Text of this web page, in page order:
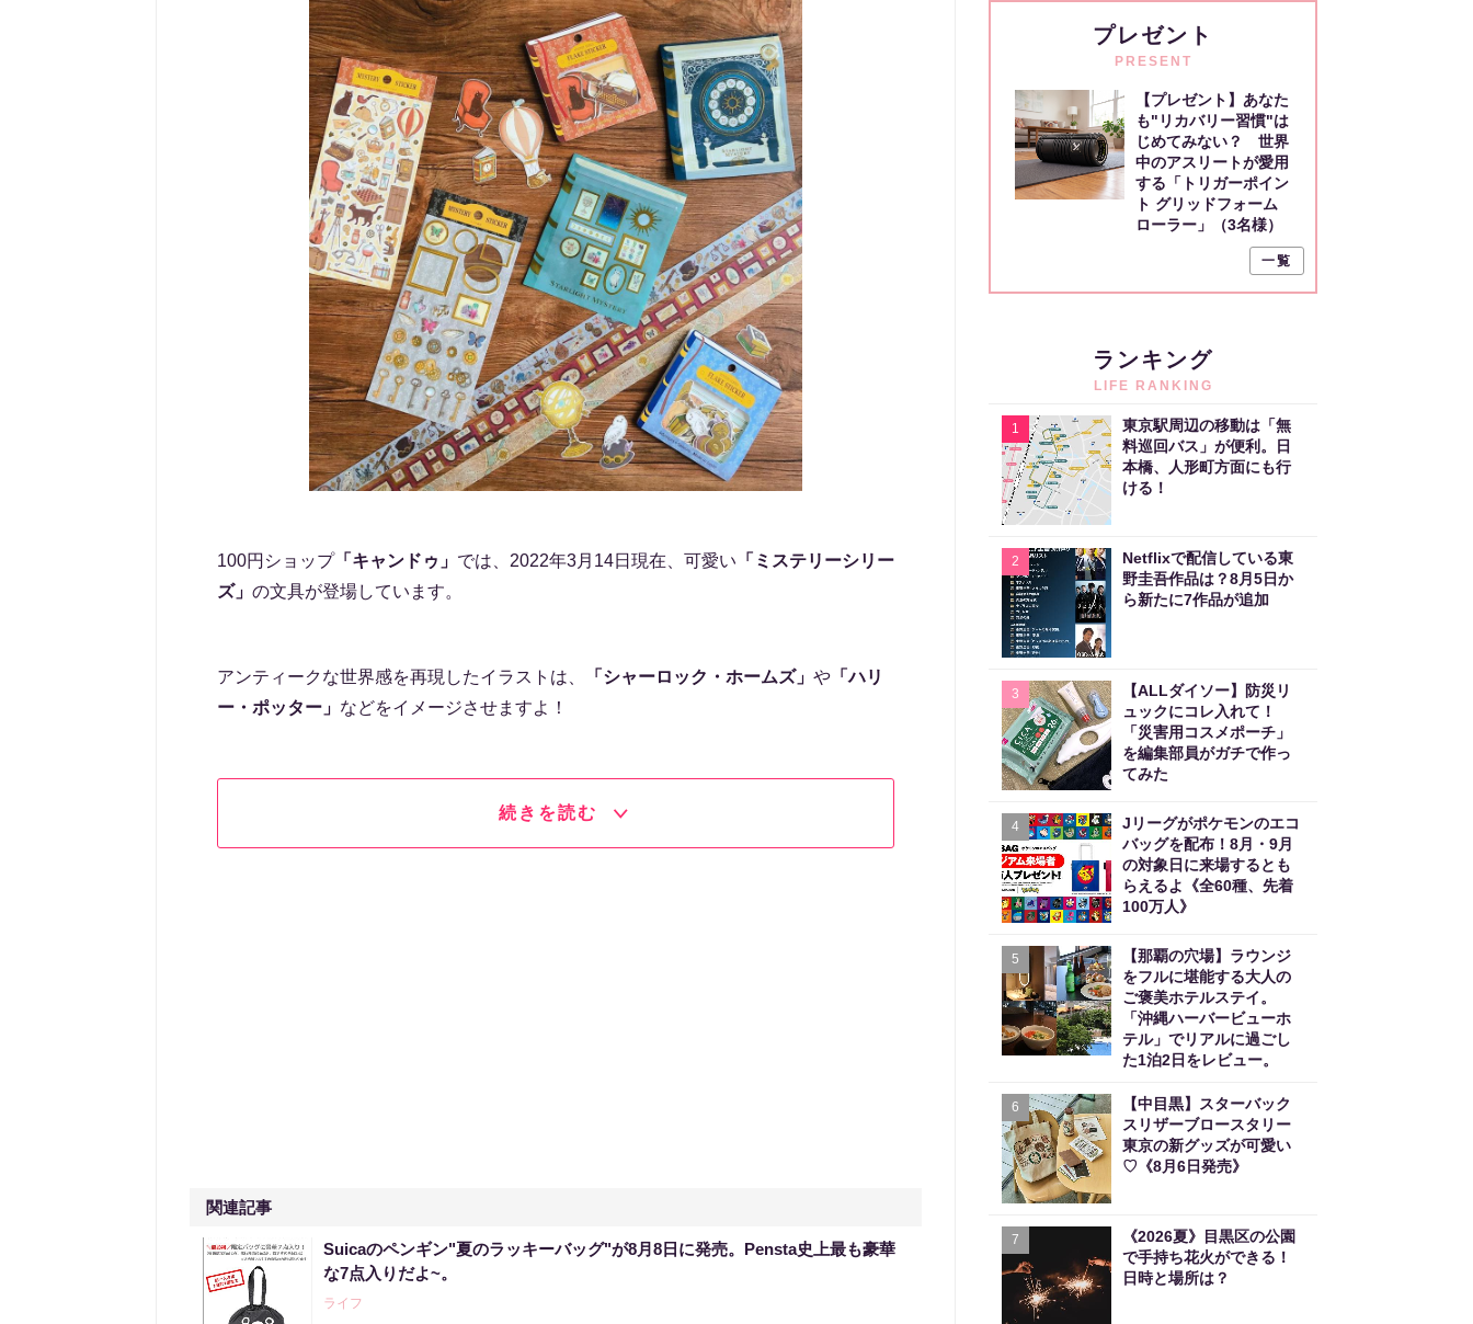
100円ショップ「キャンドゥ」 では、2022年3月14日現在、可愛い 「ミステリーシリー
ズ」 の文具が登場しています。
アンティークな世界感を再現したイラストは、 「シャーロック・ホームズ」 や 「ハリ
ー・ポッター」 などをイメージさせますよ！
続きを読む
関連記事
Suicaのペンギン"夏のラッキーバッグ"が8月8日に発売。Pensta史上最も豪華
な7点入りだよ~。
ライフ
プレゼント
PRESENT
【プレゼント】あなた
も"リカバリー習慣"は
じめてみない？ 世界
中のアスリートが愛用
する「トリガーポイン
ト グリッドフォーム
ローラー」（3名様）
一覧
ランキング
LIFE RANKING
1
東京駅周辺の移動は「無
料巡回バス」が便利。日
本橋、人形町方面にも行
ける！
2
Netflixで配信している東
野圭吾作品は？8月5日か
ら新たに7作品が追加
3
【ALLダイソー】防災リ
ュックにコレ入れて！
「災害用コスメポーチ」
を編集部員がガチで作っ
てみた
4
Jリーグがポケモンのエコ
バッグを配布！8月・9月
の対象日に来場するとも
らえるよ《全60種、先着
100万人》
5
【那覇の穴場】ラウンジ
をフルに堪能する大人の
ご褒美ホテルステイ。
「沖縄ハーバービューホ
テル」でリアルに過ごし
た1泊2日をレビュー。
6
【中目黒】スターバック
スリザーブロースタリー
東京の新グッズが可愛い
♡《8月6日発売》
7
《2026夏》目黒区の公園
で手持ち花火ができる！
日時と場所は？